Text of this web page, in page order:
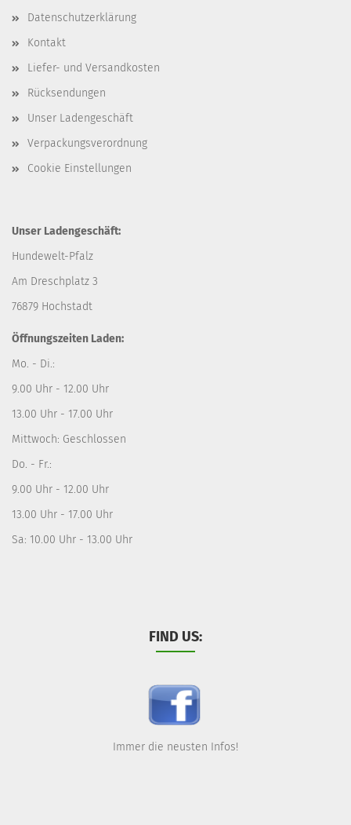
Datenschutzerklärung
Kontakt
Liefer- und Versandkosten
Rücksendungen
Unser Ladengeschäft
Verpackungsverordnung
Cookie Einstellungen
Unser Ladengeschäft:
Hundewelt-Pfalz
Am Dreschplatz 3
76879 Hochstadt
Öffnungszeiten Laden:
Mo. - Di.:
9.00 Uhr - 12.00 Uhr
13.00 Uhr - 17.00 Uhr
Mittwoch: Geschlossen
Do. - Fr.:
9.00 Uhr - 12.00 Uhr
13.00 Uhr - 17.00 Uhr
Sa: 10.00 Uhr - 13.00 Uhr
FIND US:
Immer die neusten Infos!